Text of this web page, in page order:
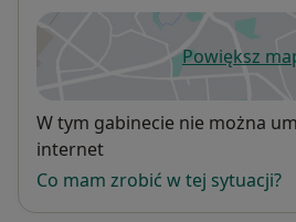
Powiększ
Dostępność
W tym gabinecie nie można
internet
Co mam zrobić w tej sytuacji?